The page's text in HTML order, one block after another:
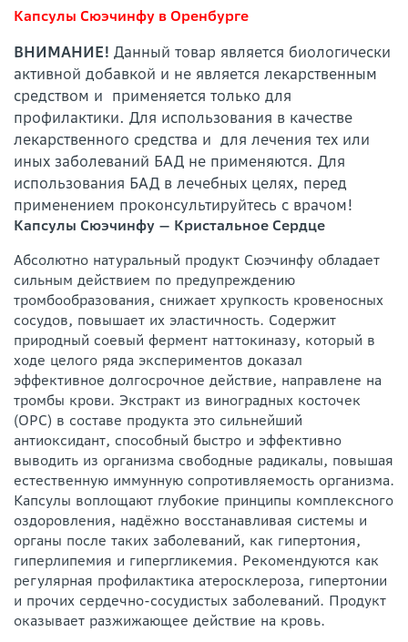
Капсулы Сюэчинфу в Оренбурге
ВНИМАНИЕ! Данный товар является биологически
активной добавкой и не является лекарственным
средством и применяется только для
профилактики. Для использования в качестве
лекарственного средства и для лечения тех или
иных заболеваний БАД не применяются. Для
использования БАД в лечебных целях, перед
применением проконсультируйтесь с врачом!
Капсулы Сюэчинфу — Кристальное Сердце
Абсолютно натуральный продукт Сюэчинфу обладает
сильным действием по предупреждению
тромбообразования, снижает хрупкость кровеносных
сосудов, повышает их эластичность. Содержит
природный соевый фермент наттокиназу, который в
ходе целого ряда экспериментов доказал
эффективное долгосрочное действие, направлене на
тромбы крови. Экстракт из виноградных косточек
(ОРС) в составе продукта это сильнейший
антиоксидант, способный быстро и эффективно
выводить из организма свободные радикалы, повышая
естественную иммунную сопротивляемость организма.
Капсулы воплощают глубокие принципы комплексного
оздоровления, надёжно восстанавливая системы и
органы после таких заболеваний, как гипертония,
гиперлипемия и гипергликемия. Рекомендуются как
регулярная профилактика атеросклероза, гипертонии
и прочих сердечно-сосудистых заболеваний. Продукт
оказывает разжижающее действие на кровь.